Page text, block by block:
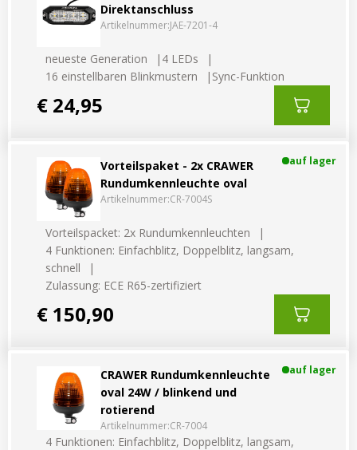
Direktanschluss
Artikelnummer:JAE-7201-4
neueste Generation
4 LEDs
16 einstellbaren Blinkmustern
Sync-Funktion
€ 24,95
Vorteilspaket - 2x CRAWER
Rundumkennleuchte oval
Artikelnummer:CR-7004S
auf lager
Vorteilspacket: 2x Rundumkennleuchten
4 Funktionen: Einfachblitz, Doppelblitz, langsam,
schnell
Zulassung: ECE R65-zertifiziert
€ 150,90
CRAWER Rundumkennleuchte
oval 24W / blinkend und
rotierend
Artikelnummer:CR-7004
auf lager
4 Funktionen: Einfachblitz, Doppelblitz, langsam,